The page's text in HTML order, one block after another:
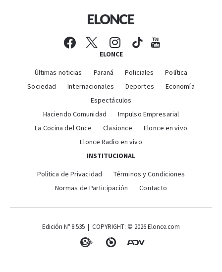
ELONCE
Últimas noticias Paraná Policiales
Política
Sociedad
Internacionales Deportes
Economía
Espectáculos
Haciendo Comunidad
Impulso Empresarial
La Cocina del Once
Clasionce
Elonce en vivo
Elonce Radio en vivo
INSTITUCIONAL
Política de Privacidad
Términos y Condiciones
Normas de Participación
Contacto
Edición N° 8.535 | COPYRIGHT: © 2026 Elonce.com